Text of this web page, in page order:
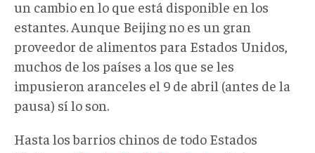
un cambio en lo que está disponible en los
estantes. Aunque Beijing no es un gran
proveedor de alimentos para Estados Unidos,
muchos de los países a los que se les
impusieron aranceles el 9 de abril (antes de la
pausa) sí lo son.
Hasta los barrios chinos de todo Estados